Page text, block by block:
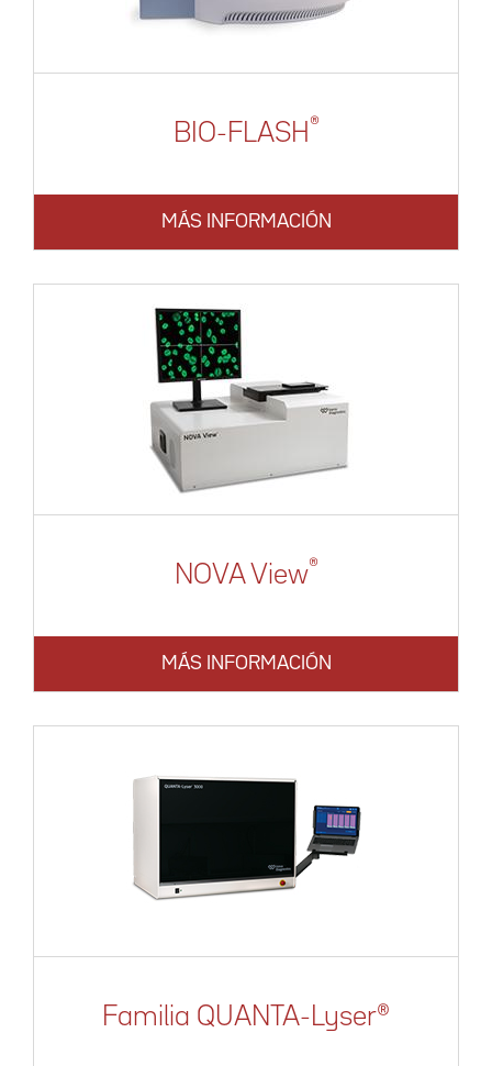
BIO-FLASH ®
MÁS INFORMACIÓN
NOVA View®
MÁS INFORMACIÓN
Familia QUANTA-Lyser®